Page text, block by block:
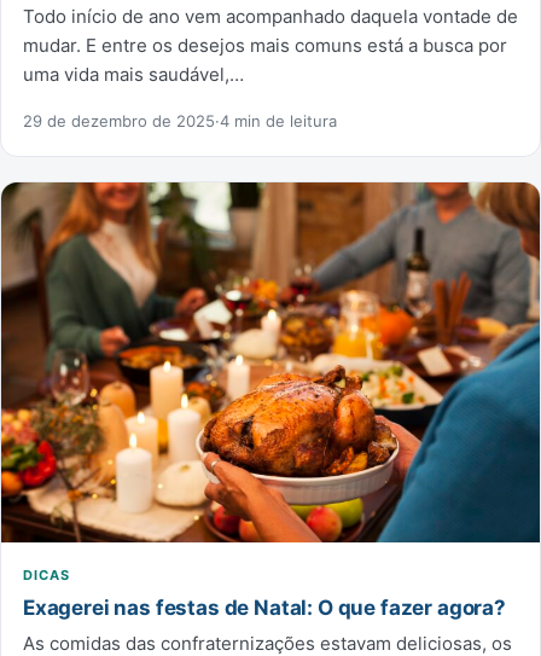
Todo início de ano vem acompanhado daquela vontade de
mudar. E entre os desejos mais comuns está a busca por
uma vida mais saudável,…
29 de dezembro de 2025·4 min de leitura
DICAS
Exagerei nas festas de Natal: O que fazer agora?
As comidas das confraternizações estavam deliciosas, os